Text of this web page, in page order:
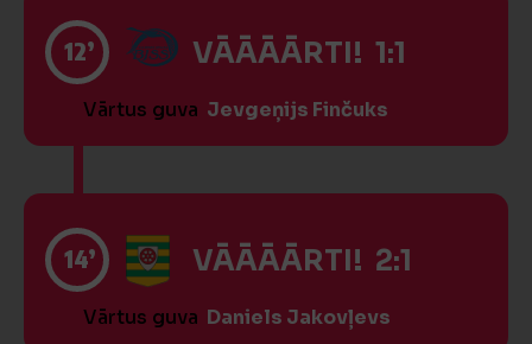
12’ VĀĀĀĀRTI! 1:1
Vārtus guva Jevgeņijs Finčuks
14’ VĀĀĀĀRTI! 2:1
Vārtus guva Daniels Jakovļevs